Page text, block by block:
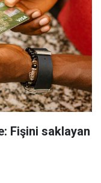
Fişini saklayan